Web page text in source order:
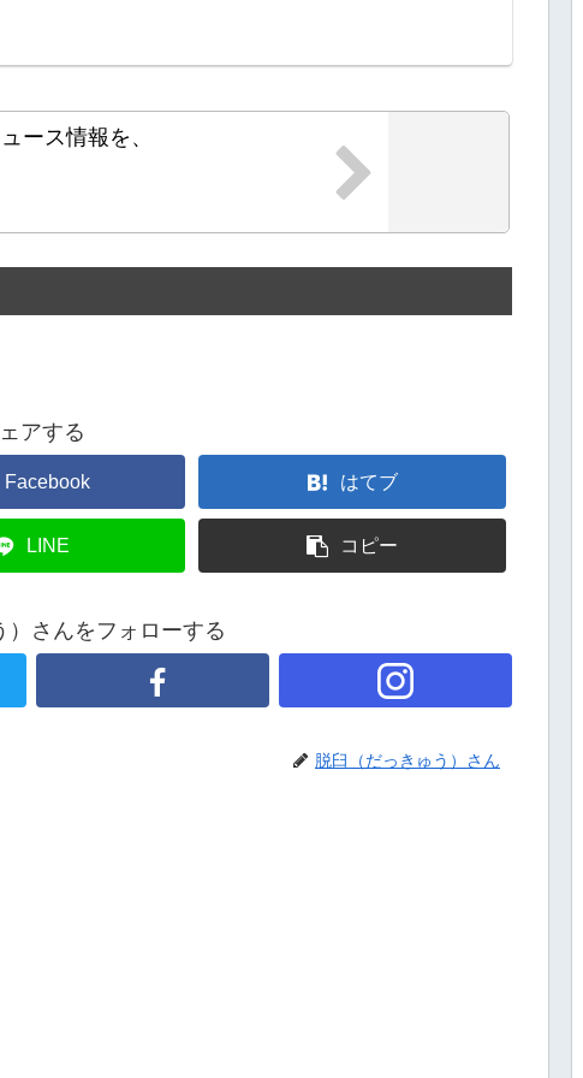
ース情報を、
アする
Facebook はてブ
LINE コピー
）さんをフォローする
脱臼（だっきゅう）さん